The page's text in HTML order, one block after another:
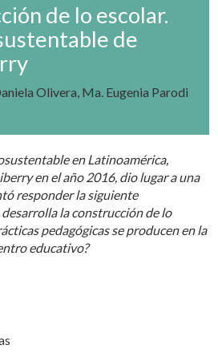
de lo escolar.
de
Olivera, Ma. Eugenia Parodi
en Latinoamérica,
en el año 2016, dio lugar a una
responder la siguiente
la construcción de lo
pedagógicas se producen en la
educativo?